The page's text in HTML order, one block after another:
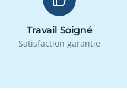
Travail Soigné
Satisfaction garantie